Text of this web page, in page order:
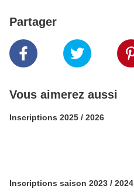
Partager
Vous aimerez aussi
Inscriptions 2025 / 2026
Inscriptions saison 2023 / 2024